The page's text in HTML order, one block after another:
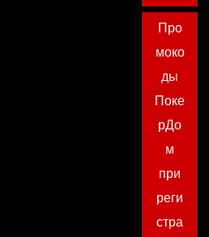
Про
моко
ды
Поке
рДо
м
при
реги
стра